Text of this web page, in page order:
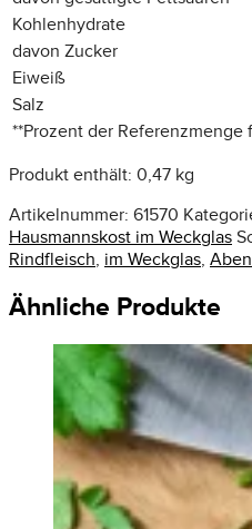
Kohlenhydrate
davon Zucker
Eiweiß
Salz
**Prozent der
Produkt enthält: 0,47 kg
Artikelnummer: 61570
Hausmannskost im Weckglas
Rindfleisch, im Weckglas,
Ähnliche Produkte